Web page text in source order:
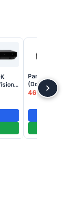
Panasonic
(Dolby
HD Blu-ray
Player
466,34 €